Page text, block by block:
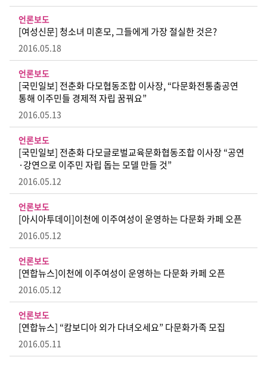
언론보도
[여성신문] 청소녀 미혼모, 그들에게 가장 절실한 것은?
2016.05.18
언론보도
[국민일보] 전춘화 다모협동조합 이사장, “다문화전통춤공연
통해 이주민들 경제적 자립 꿈꿔요”
2016.05.13
언론보도
[국민일보] 전춘화 다모글로벌교육문화협동조합 이사장 “공연
·강연으로 이주민 자립 돕는 모델 만들 것”
2016.05.12
언론보도
[아시아투데이]이천에 이주여성이 운영하는 다문화 카페 오픈
2016.05.12
언론보도
[연합뉴스]이천에 이주여성이 운영하는 다문화 카페 오픈
2016.05.12
언론보도
[연합뉴스] “캄보디아 외가 다녀오세요” 다문화가족 모집
2016.05.11